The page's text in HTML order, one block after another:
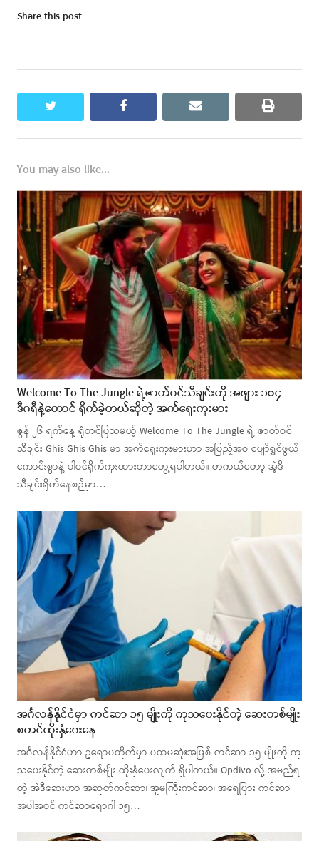
Share this post
twitter facebook email print
You may also like...
Welcome To The Jungle ရဲ့ဇာတ်ဝင်သီချင်းကို အဖျား ၁၀၄
ဒီဂရီနဲ့တောင် ရိုက်ခဲ့တယ်ဆိုတဲ့ အက်ရှေးကူးမား
ဇွန် ၂၆ ရက်နေ့ ရုံတင်ပြသမယ့် Welcome To The Jungle ရဲ့ ဇာတ်ဝင်
သီချင်း Ghis Ghis Ghis မှာ အက်ရှေးကူးမားဟာ အပြည့်အဝ ပျော်ရွှင်ဖွယ်
ကောင်းစွာနဲ့ ပါဝင်ရိုက်ကူးထားတာတွေ့ရပါတယ်။ တကယ်တော့ အဲ့ဒီ
သီချင်းရိုက်နေစဉ်မှာ…
အင်္ဂလန်နိုင်ငံမှာ ကင်ဆာ ၁၅ မျိုးကို ကုသပေးနိုင်တဲ့ ဆေးတစ်မျိုး
စတင်ထိုးနှံပေးနေ
အင်္ဂလန်နိုင်ငံဟာ ဥရောပတိုက်မှာ ပထမဆုံးအဖြစ် ကင်ဆာ ၁၅ မျိုးကို ကု
သပေးနိုင်တဲ့ ဆေးတစ်မျိုး ထိုးနှံပေးလျက် ရှိပါတယ်။ Opdivo လို့ အမည်ရ
တဲ့ အဲဒီဆေးဟာ အဆုတ်ကင်ဆာ၊ အူမကြီးကင်ဆာ၊ အရေပြား ကင်ဆာ
အပါအဝင် ကင်ဆာရောဂါ ၁၅…